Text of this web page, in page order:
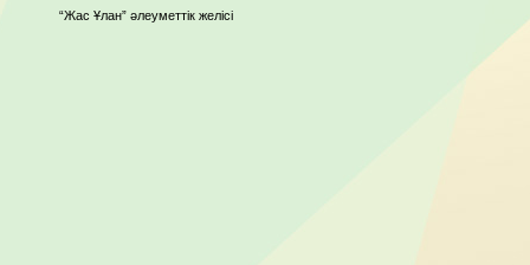
“Жас Ұлан” әлеуметтік желісі